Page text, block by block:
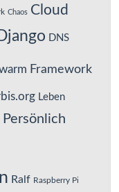
Chaos Cloud
DNS
Framework
Leben
Persönlich
Ralf Raspberry Pi